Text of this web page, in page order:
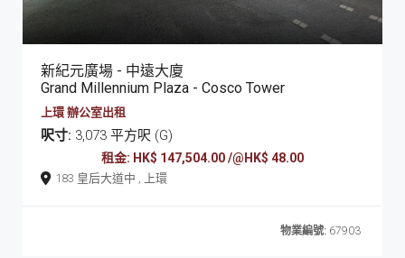
新紀元廣場 - 中遠大廈
Grand Millennium Plaza - Cosco Tower
上環 辦公室出租
呎寸: 3,073 平方呎 (G)
租金: HK$ 147,504.00 /@HK$ 48.00
183 皇后大道中 , 上環
物業編號: 67903